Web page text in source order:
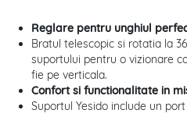
Reglare pentru unghiul
Bratul telescopic si rotatia la
suportului pentru o vizionare
fie pe verticala.
Confort si functionalitate in
Suportul Yesido include un